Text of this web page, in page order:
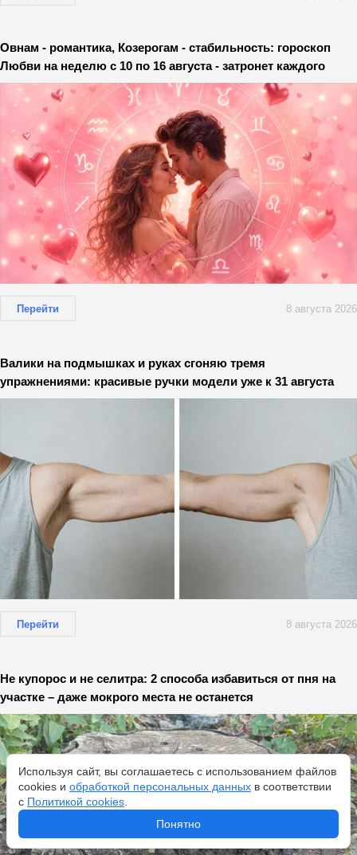
Овнам - романтика, Козерогам - стабильность: гороскоп
Любви на неделю с 10 по 16 августа - затронет каждого
Перейти 8 августа 2026
Валики на подмышках и руках сгоняю тремя
упражнениями: красивые ручки модели уже к 31 августа
Перейти 8 августа 2026
Не купорос и не селитра: 2 способа избавиться от пня на
участке – даже мокрого места не останется
Используя сайт, вы соглашаетесь с использованием файлов
cookies и обработкой персональных данных в соответствии
с Политикой cookies
Понятно